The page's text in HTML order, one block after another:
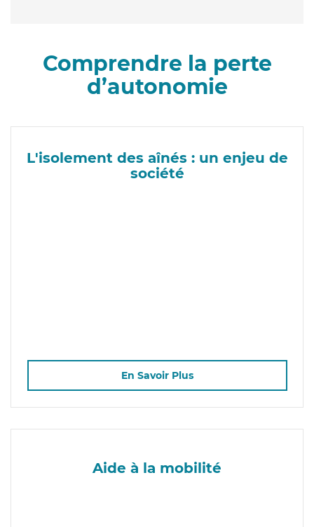
Comprendre la perte
d’autonomie
L'isolement des aînés : un enjeu de
société
En Savoir Plus
Aide à la mobilité